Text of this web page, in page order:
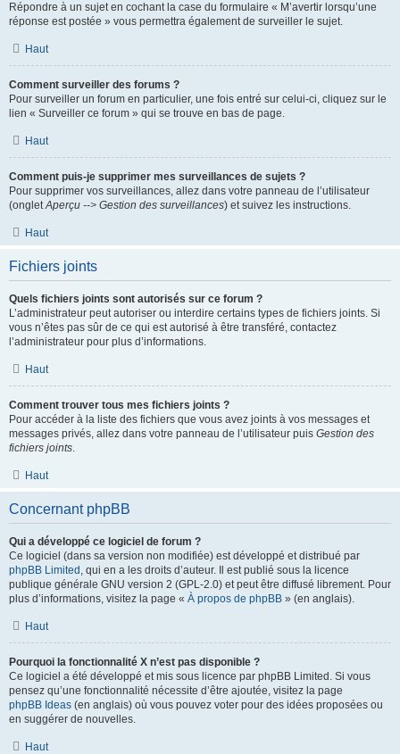
Répondre à un sujet en cochant la case du formulaire « M’avertir lorsqu’une
réponse est postée » vous permettra également de surveiller le sujet.
Haut
Comment surveiller des forums ?
Pour surveiller un forum en particulier, une fois entré sur celui-ci, cliquez sur le
lien « Surveiller ce forum » qui se trouve en bas de page.
Haut
Comment puis-je supprimer mes surveillances de sujets ?
Pour supprimer vos surveillances, allez dans votre panneau de l’utilisateur
(ongletAperçu --> Gestion des surveillances) et suivez les instructions.
Haut
Fichiers joints
Quels fichiers joints sont autorisés sur ce forum ?
L’administrateur peut autoriser ou interdire certains types de fichiers joints. Si
vous n’êtes pas sûr de ce qui est autorisé à être transféré, contactez
l’administrateur pour plus d’informations.
Haut
Comment trouver tous mes fichiers joints ?
Pour accéder à la liste des fichiers que vous avez joints à vos messages et
messages privés, allez dans votre panneau de l’utilisateur puis Gestion des
fichiers joints.
Haut
Concernant phpBB
Qui a développé ce logiciel de forum ?
Ce logiciel (dans sa version non modifiée) est développé et distribué par
phpBB Limited , qui en a les droits d’auteur. Il est publié sous la licence
publique générale GNU version 2 (GPL-2.0) et peut être diffusé librement. Pour
plus d’informations, visitez la page « À propos de phpBB » (en anglais).
Haut
Pourquoi la fonctionnalité X n’est pas disponible ?
Ce logiciel a été développé et mis sous licence par phpBB Limited. Si vous
pensez qu’une fonctionnalité nécessite d’être ajoutée, visitez la page
phpBB Ideas (en anglais) où vous pouvez voter pour des idées proposées ou
en suggérer de nouvelles.
Haut